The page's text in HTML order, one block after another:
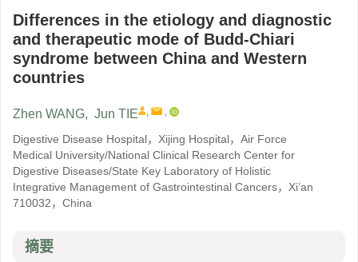
Differences in the etiology and diagnostic
and therapeutic mode of Budd-Chiari
syndrome between China and Western
countries
Zhen WANG, Jun TIE , ,
Digestive Disease Hospital，Xijing Hospital，Air Force
Medical University/National Clinical Research Center for
Digestive Diseases/State Key Laboratory of Holistic
Integrative Management of Gastrointestinal Cancers，Xi’an
710032，China
摘要